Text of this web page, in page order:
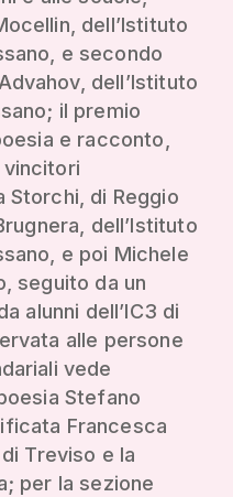
dell’Istituto
e secondo
dell’Istituto
il premio
e racconto,
vincitori
di Reggio
dell’Istituto
e poi Michele
seguito da un
alunni dell’IC3 di
alle persone
vede
Stefano
Francesca
Treviso e la
per la sezione